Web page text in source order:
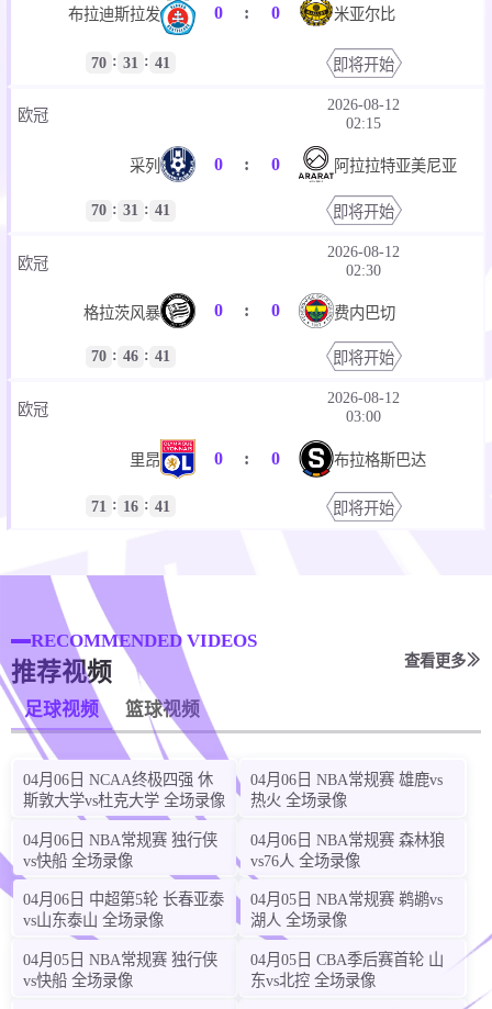
布拉迪斯拉发 0 : 0 米亚尔比
70 : 31 : 41 即将开始
欧冠
2026-08-12
02:15
采列 0 : 0 阿拉拉特亚美尼亚
70 : 31 : 41 即将开始
欧冠
2026-08-12
02:30
格拉茨风暴 0 : 0 费内巴切
70 : 46 : 41 即将开始
欧冠
2026-08-12
03:00
里昂 0 : 0 布拉格斯巴达
71 : 16 : 41 即将开始
RECOMMENDED VIDEOS
推荐视频 查看更多
足球视频 篮球视频
04月06日 NCAA终极四强 休
斯敦大学vs杜克大学 全场录像
04月06日 NBA常规赛 雄鹿vs
热火 全场录像
04月06日 NBA常规赛 独行侠
vs快船 全场录像
04月06日 NBA常规赛 森林狼
vs76人 全场录像
04月06日 中超第5轮 长春亚泰
vs山东泰山 全场录像
04月05日 NBA常规赛 鹈鹕vs
湖人 全场录像
04月05日 NBA常规赛 独行侠
vs快船 全场录像
04月05日 CBA季后赛首轮 山
东vs北控 全场录像